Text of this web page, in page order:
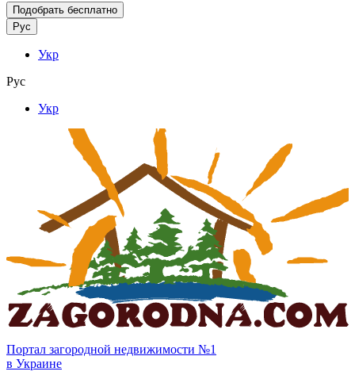
Подобрать бесплатно
Рус
Укр
Рус
Укр
Портал загородной недвижимости №1
в Украине